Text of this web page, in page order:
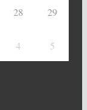
28 29
4 5